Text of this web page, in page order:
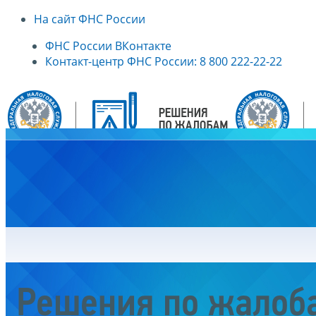
На сайт ФНС России
ФНС России ВКонтакте
Контакт-центр ФНС России: 8 800 222-22-22
Решения по